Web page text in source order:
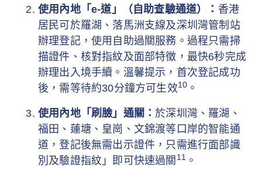
使用內地「e-道」（自助查驗通道）： 香港
居民可於羅湖、落馬洲支線及深圳灣管制站
辦理登記，使用自助過關服務。過程只需掃
描證件、核對指紋及面部特徵，最快6秒完成
辦理出入境手續。溫馨提示，首次登記成功
後，需等待約30分鐘方可生效10 。
使用內地「刷臉」通關：於深圳灣、羅湖、
福田、蓮塘、皇崗、文錦渡等口岸的智能通
道，登記後無需出示證件，只需進行面部識
別及驗證指紋」即可快速過關 11 。